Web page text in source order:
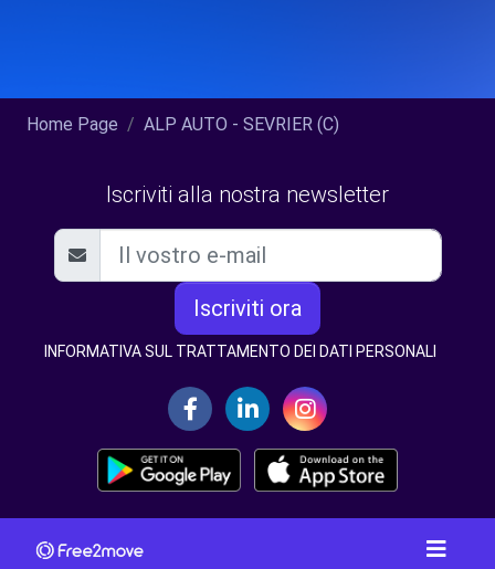
Home Page ALP AUTO - SEVRIER (C)
Iscriviti alla nostra newsletter
Iscriviti ora
INFORMATIVA SUL TRATTAMENTO DEI DATI PERSONALI